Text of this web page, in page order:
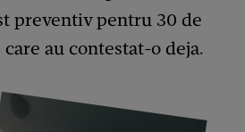
preventiv pentru 30 de
au contestat-o deja.